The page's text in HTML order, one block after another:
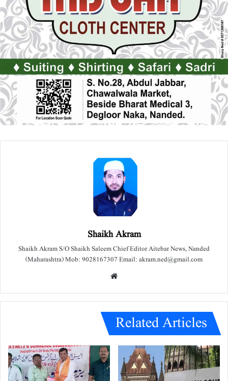
Shaikh Akram
Shaikh Akram S/O Shaikh Saleem Chief Editor Aitebar News, Nanded
(Maharashtra) Mob: 9028167307 Email: akram.ned@gmail.com
e
Related Articles